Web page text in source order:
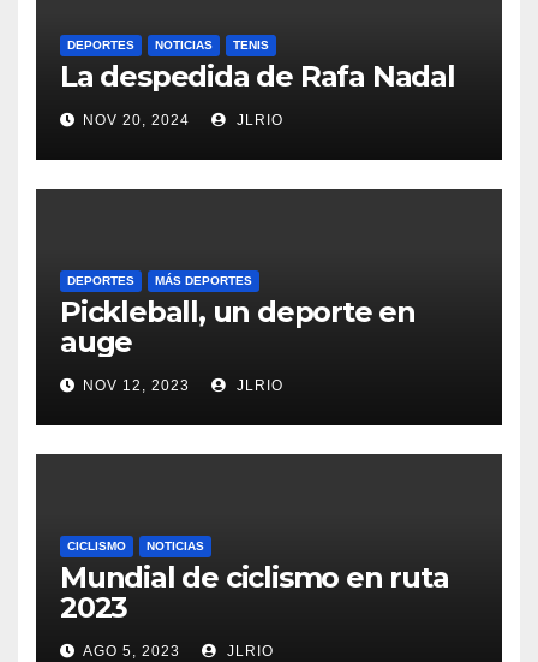
DEPORTES NOTICIAS TENIS
La despedida de Rafa Nadal
NOV 20, 2024 JLRIO
DEPORTES MÁS DEPORTES
Pickleball, un deporte en
auge
NOV 12, 2023 JLRIO
CICLISMO NOTICIAS
Mundial de ciclismo en ruta
2023
AGO 5, 2023 JLRIO